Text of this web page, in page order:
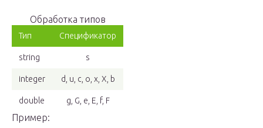
Обработка типов
Тип Спецификатор
string s
integer d, u, c, o, x, X, b
double g, G, e, E, f, F
Пример: